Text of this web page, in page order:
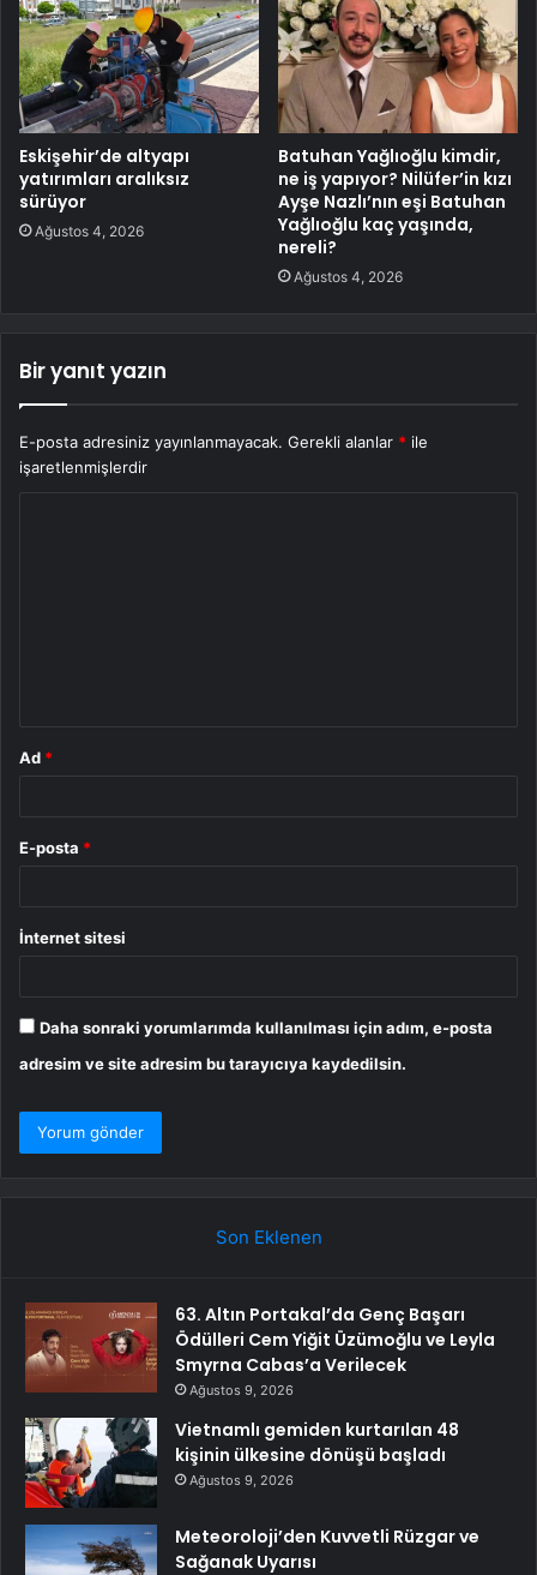
Eskişehir’de altyapı
yatırımları aralıksız
sürüyor
Ağustos 4, 2026
Batuhan Yağlıoğlu kimdir,
ne iş yapıyor? Nilüfer’in kızı
Ayşe Nazlı’nın eşi Batuhan
Yağlıoğlu kaç yaşında,
nereli?
Ağustos 4, 2026
Bir yanıt yazın
E-posta adresiniz yayınlanmayacak. Gerekli alanlar * ile
işaretlenmişlerdir
Ad *
E-posta *
İnternet sitesi
Daha sonraki yorumlarımda kullanılması için adım, e-posta
adresim ve site adresim bu tarayıcıya kaydedilsin.
Son Eklenen
63. Altın Portakal’da Genç Başarı
Ödülleri Cem Yiğit Üzümoğlu ve Leyla
Smyrna Cabas’a Verilecek
Ağustos 9, 2026
Vietnamlı gemiden kurtarılan 48
kişinin ülkesine dönüşü başladı
Ağustos 9, 2026
Meteoroloji’den Kuvvetli Rüzgar ve
Sağanak Uyarısı